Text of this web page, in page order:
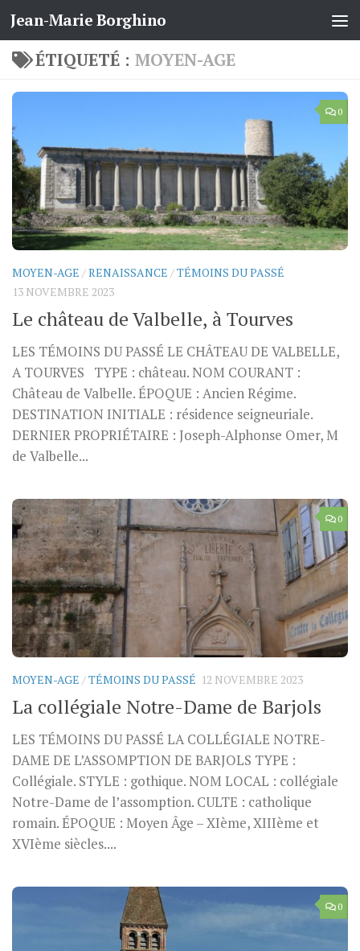
Skip to content
Jean-Marie Borghino
ÉTIQUETÉ : MOYEN-AGE
0
MOYEN-AGE /RENAISSANCE /TÉMOINS DU PASSÉ
13 NOVEMBRE 2023
Le château de Valbelle, à Tourves
LES TÉMOINS DU PASSÉ LE CHÂTEAU DE VALBELLE,
A TOURVES TYPE : château. NOM COURANT :
Château de Valbelle. ÉPOQUE : Ancien Régime.
DESTINATION INITIALE : résidence seigneuriale.
DERNIER PROPRIÉTAIRE : Joseph-Alphonse Omer, M
de Valbelle...
0
MOYEN-AGE /TÉMOINS DU PASSÉ 12 NOVEMBRE 2023
La collégiale Notre-Dame de Barjols
LES TÉMOINS DU PASSÉ LA COLLÉGIALE NOTRE-
DAME DE L’ASSOMPTION DE BARJOLS TYPE :
Collégiale. STYLE : gothique. NOM LOCAL : collégiale
Notre-Dame de l’assomption. CULTE : catholique
romain. ÉPOQUE : Moyen Âge – XIème, XIIIème et
XVIème siècles....
0